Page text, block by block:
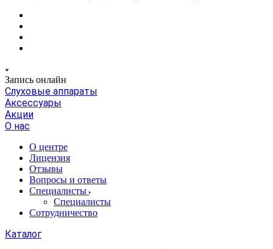
Запись онлайн
Слуховые аппараты
Аксессуары
Акции
О нас
О центре
Лицензия
Отзывы
Вопросы и ответы
Специалисты
Специалисты
Сотрудничество
Каталог